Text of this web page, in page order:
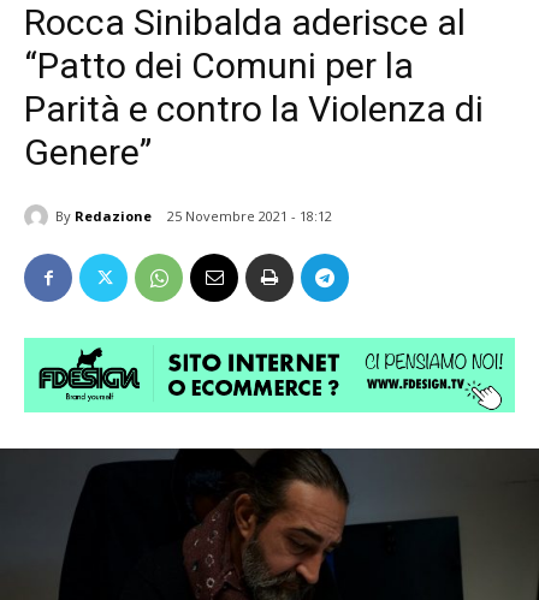
Rocca Sinibalda aderisce al
“Patto dei Comuni per la
Parità e contro la Violenza di
Genere”
By Redazione 25 Novembre 2021 - 18:12